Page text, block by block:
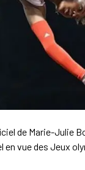
de Marie-Julie
en vue des Jeux